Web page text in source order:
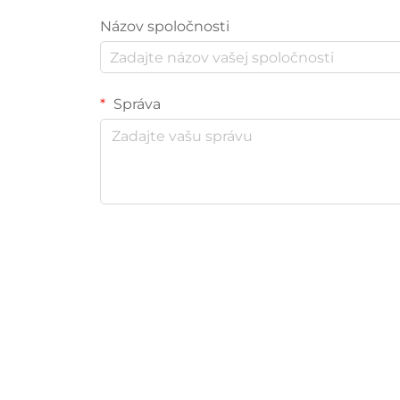
Názov spoločnosti
Správa